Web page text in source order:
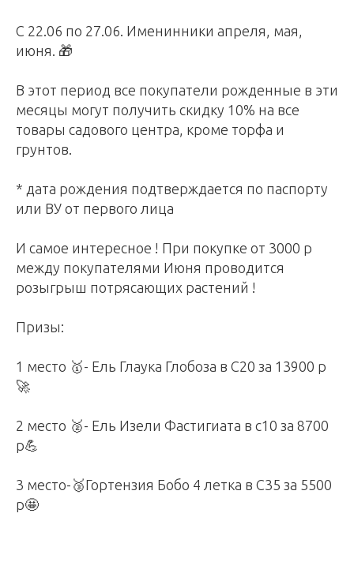
С 22.06 по 27.06. Именинники апреля, мая,
июня. 🎁
В этот период все покупатели рожденные в эти
месяцы могут получить скидку 10% на все
товары садового центра, кроме торфа и
грунтов.
* дата рождения подтверждается по паспорту
или ВУ от первого лица
И самое интересное ! При покупке от 3000 р
между покупателями Июня проводится
розыгрыш потрясающих растений !
Призы:
1 место 🥇- Ель Глаука Глобоза в С20 за 13900 р
🚀
2 место 🥈- Ель Изели Фастигиата в с10 за 8700
р💪
3 место-🥉Гортензия Бобо 4 летка в С35 за 5500
р🤩